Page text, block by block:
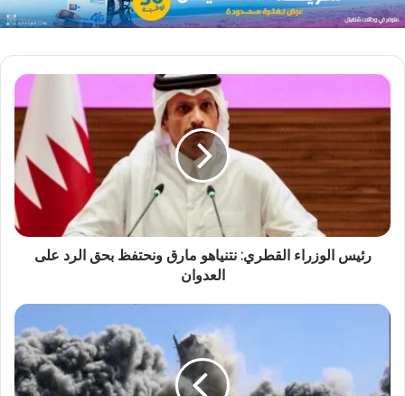
رئيس الوزراء القطري: نتنياهو مارق ونحتفظ بحق الرد على
العدوان